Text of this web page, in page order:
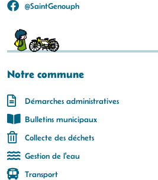
@SaintGenouph
Notre commune
Démarches administratives
Bulletins municipaux
Collecte des déchets
Gestion de l'eau
Transport